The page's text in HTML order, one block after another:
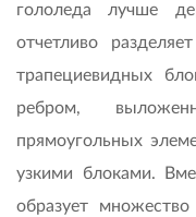
гололеда лучше
отчетливо
трапециевидных
ребром,
прямоугольных
узкими блоками.
образует